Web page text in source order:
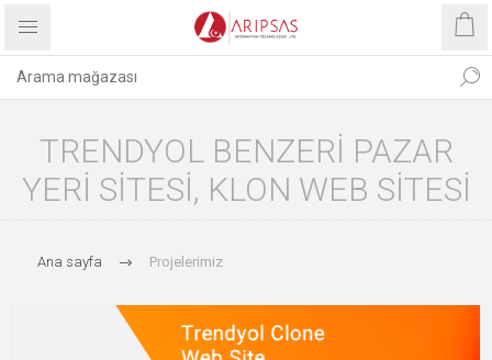
TRENDYOL BENZERI PAZAR
YERI SITESI, KLON WEB SITESI
Ana sayfa Projelerimiz